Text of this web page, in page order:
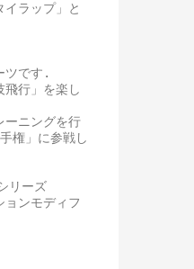
ラップ」と
ツです.
飛行」を楽し
ーニングを行
権」に参戦し
リーズ
ョンモディフ